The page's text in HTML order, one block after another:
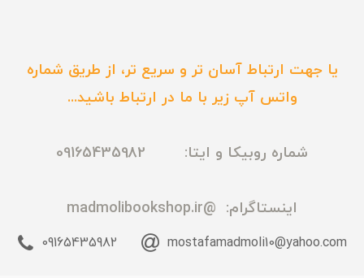
یا جهت ارتباط آسان تر و سریع تر، از طریق شماره
واتس آپ زیر با ما در ارتباط باشید...
شماره روبیکا و ایتا: 09165435982
اینستاگرام: @madmolibookshop.ir
mostafamadmoli10@yahoo.com
09165435982